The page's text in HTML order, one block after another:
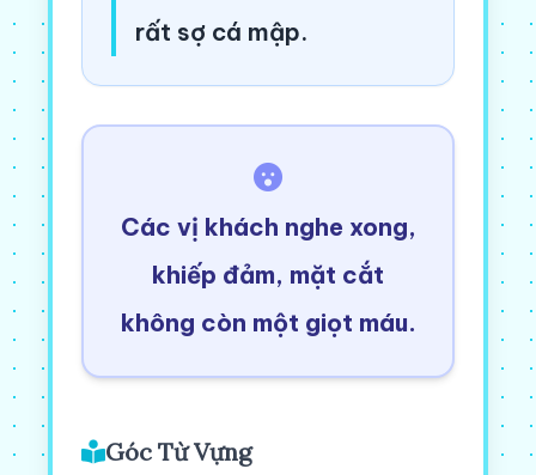
rất sợ cá mập.
Các vị khách nghe xong,
khiếp đảm, mặt cắt
không còn một giọt máu.
Góc Từ Vựng